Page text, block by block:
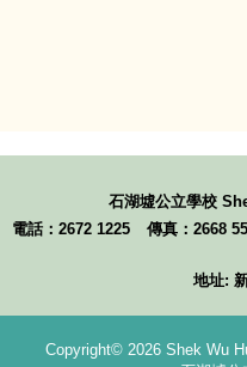
石湖墟公立學校
電話：2672 1225
傳真：2668
地址:
Copyright© 2026 Shek Wu